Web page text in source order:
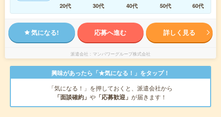
20代
30代 40代 50代 60代
気になる! 応募へ進む 詳しく見る
派遣会社 マンパワーグループ株式会社
興味があったら「★気になる！」をタップ！
「気になる！」を押しておくと、派遣会社から
「面談確約」 や 「応募歓迎」 が届きます！